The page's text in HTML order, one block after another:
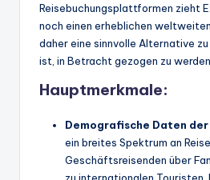
Reisebuchungsplattformen zieht
noch einen erheblichen
daher eine sinnvolle Alternative
ist, in Betracht gezogen zu werden.
Hauptmerkmale:
Demografische Daten
ein breites Spektrum an
Geschäftsreisenden über
zu internationalen Touristen.